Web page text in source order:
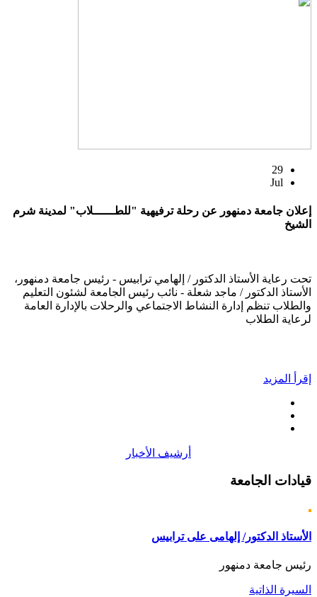
29
Jul
إعلان جامعة دمنهور عن رحلة ترفيهية "للطــــــلاب" لمدينة شرم
الشيخ
تحت رعاية الأستاذ الدكتور / إلهامي ترابيس - رئيس جامعة دمنهور،
الأستاذ الدكتور / ماجد شعلة - نائب رئيس الجامعة لشئون التعليم
والطلاب تنظم إدارة النشاط الاجتماعي والرحلات بالإدارة العامة
لرعاية الطلاب
إقرأ المزيد
أرشيف الأخبار
قيادات الجامعة
الأستاذ الدكتور/ إلهامى على ترابيس
رئيس جامعة دمنهور
السيرة الذاتية